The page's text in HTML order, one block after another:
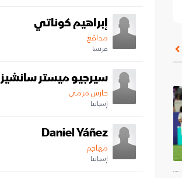
إبراهيم كوناتي
مدافع
فرنسا
سيرجيو ميستر سانشيز
حارس مرمى
إسبانيا
Daniel Yáñez
مهاجم
إسبانيا